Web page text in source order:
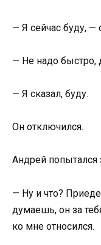
— Я сейчас буду, —
— Не надо быстро,
— Я сказал, буду.
Он отключился.
Андрей попытался
— Ну и что?
думаешь, он за
ко мне относился.